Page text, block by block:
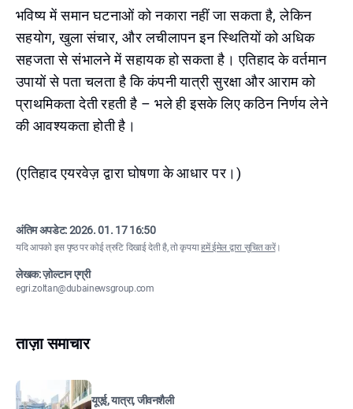
भविष्य में समान घटनाओं को नकारा नहीं जा सकता है, लेकिन
सहयोग, खुला संचार, और लचीलापन इन स्थितियों को अधिक
सहजता से संभालने में सहायक हो सकता है। एतिहाद के वर्तमान
उपायों से पता चलता है कि कंपनी यात्री सुरक्षा और आराम को
प्राथमिकता देती रहती है – भले ही इसके लिए कठिन निर्णय लेने
की आवश्यकता होती है।
(एतिहाद एयरवेज़ द्वारा घोषणा के आधार पर।)
अंतिम अपडेट:2026. 01. 17 16:50
यदि आपको इस पृष्ठ पर कोई त्रुटि दिखाई देती है, तो कृपयाहमें ईमेल द्वारा सूचित करें।
लेखक: ज़ोल्टान एग्री
egri.zoltan@dubainewsgroup.com
ताज़ा समाचार
यूएई, यात्रा, जीवनशैली